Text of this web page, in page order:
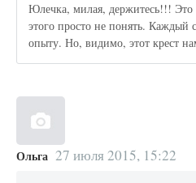
Юлечка, милая, держитесь!!!
этого просто не понять. Каждый
опыту. Но, видимо, этот крест
Ольга 27 июля 2015, 15:22